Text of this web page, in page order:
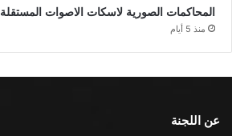
المحاكمات الصورية لاسكات الاصوات المستقلة
منذ 5 أيام
عن اللجنة